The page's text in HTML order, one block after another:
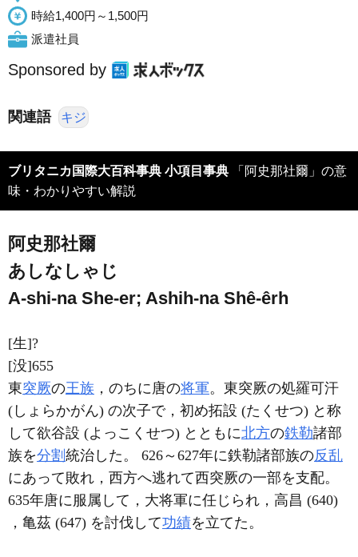
時給1,400円～1,500円
派遣社員
Sponsored by
関連語 キジ
ブリタニカ国際大百科事典 小項目事典 「阿史那社爾」の意
味・わかりやすい解説
阿史那社爾
あしなしゃじ
A-shi-na She-er; Ashih-na Shê-êrh
[生]?
[没]655
東突厥の王族 ，のちに唐の将軍。東突厥の処羅可汗
(しょらかがん) の次子で，初め拓設 (たくせつ) と称
して欲谷設 (よっこくせつ) とともに北方の鉄勒諸部
族を分割 統治した。 626～627年に鉄勒諸部族の反乱
にあって敗れ，西方へ逃れて西突厥の一部を支配。
635年唐に服属して，大将軍に任じられ，高昌 (640)
，亀茲 (647) を討伐して功績を立てた。